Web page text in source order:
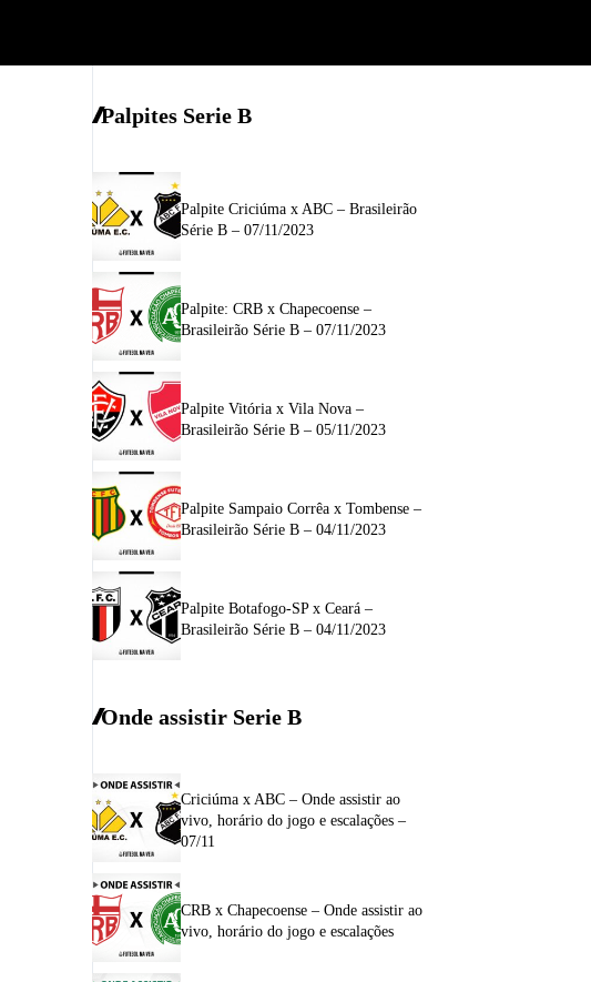
Palpites Serie B
Palpite Criciúma x ABC – Brasileirão
Série B – 07/11/2023
Palpite: CRB x Chapecoense –
Brasileirão Série B – 07/11/2023
Palpite Vitória x Vila Nova –
Brasileirão Série B – 05/11/2023
Palpite Sampaio Corrêa x Tombense –
Brasileirão Série B – 04/11/2023
Palpite Botafogo-SP x Ceará –
Brasileirão Série B – 04/11/2023
Onde assistir Serie B
Criciúma x ABC – Onde assistir ao
vivo, horário do jogo e escalações –
07/11
CRB x Chapecoense – Onde assistir ao
vivo, horário do jogo e escalações